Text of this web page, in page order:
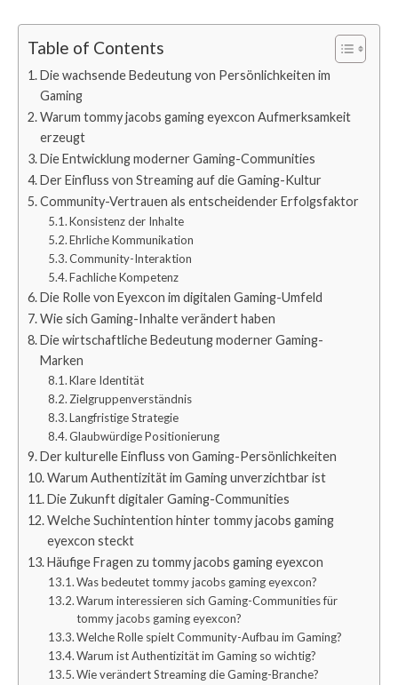
Table of Contents
Die wachsende Bedeutung von Persönlichkeiten im
Gaming
Warum tommy jacobs gaming eyexcon Aufmerksamkeit
erzeugt
Die Entwicklung moderner Gaming-Communities
Der Einfluss von Streaming auf die Gaming-Kultur
Community-Vertrauen als entscheidender Erfolgsfaktor
Konsistenz der Inhalte
Ehrliche Kommunikation
Community-Interaktion
Fachliche Kompetenz
Die Rolle von Eyexcon im digitalen Gaming-Umfeld
Wie sich Gaming-Inhalte verändert haben
Die wirtschaftliche Bedeutung moderner Gaming-
Marken
Klare Identität
Zielgruppenverständnis
Langfristige Strategie
Glaubwürdige Positionierung
Der kulturelle Einfluss von Gaming-Persönlichkeiten
Warum Authentizität im Gaming unverzichtbar ist
Die Zukunft digitaler Gaming-Communities
Welche Suchintention hinter tommy jacobs gaming
eyexcon steckt
Häufige Fragen zu tommy jacobs gaming eyexcon
Was bedeutet tommy jacobs gaming eyexcon?
Warum interessieren sich Gaming-Communities für
tommy jacobs gaming eyexcon?
Welche Rolle spielt Community-Aufbau im Gaming?
Warum ist Authentizität im Gaming so wichtig?
Wie verändert Streaming die Gaming-Branche?